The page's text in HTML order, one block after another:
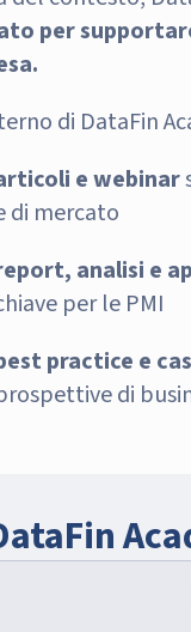
per
di DataFin
e webinar
di mercato
analisi e
per le PMI
practice e
di